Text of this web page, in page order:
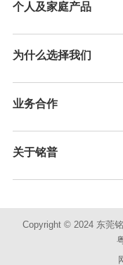
个人及家庭产品
为什么选择我们
业务合作
关于铭普
Copyright © 2024 东莞